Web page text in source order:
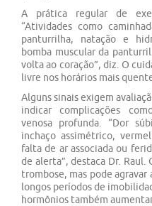
A prática regular de
“Atividades como
panturrilha, natação e
bomba muscular da
volta ao coração”, diz. O
livre nos horários mais
Alguns sinais exigem
indicar complicações
venosa profunda. “Dor
inchaço assimétrico,
falta de ar associada ou
de alerta”, destaca Dr. Raul.
trombose, mas pode agravar
longos períodos de
hormônios também